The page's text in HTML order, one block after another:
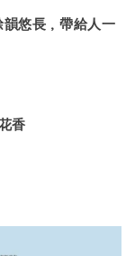
韻悠長，帶給人一
香